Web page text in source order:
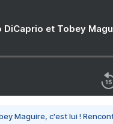
DiCaprio et Tobey
Maguire, c'est lui !